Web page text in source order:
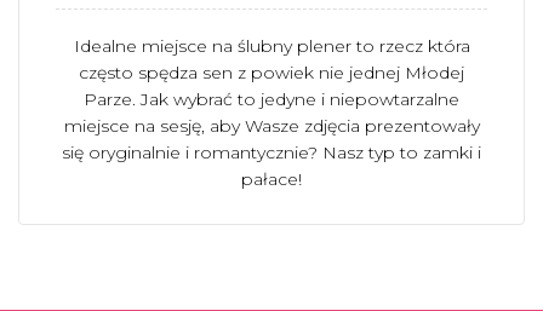
Idealne miejsce na ślubny plener to rzecz która
często spędza sen z powiek nie jednej Młodej
Parze. Jak wybrać to jedyne i niepowtarzalne
miejsce na sesję, aby Wasze zdjęcia prezentowały
się oryginalnie i romantycznie? Nasz typ to zamki i
pałace!